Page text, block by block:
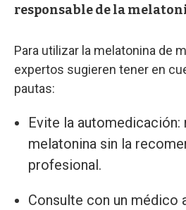
responsable de la
Para utilizar la melatonina de
expertos sugieren tener en
pautas:
Evite la automedicación:
melatonina sin la
profesional.
Consulte con un médico